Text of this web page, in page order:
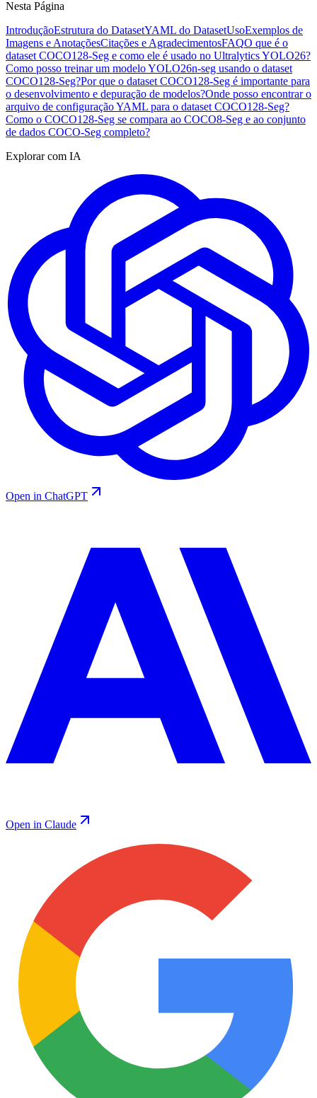
Nesta Página
IntroduçãoEstrutura do DatasetYAML do DatasetUsoExemplos de
Imagens e AnotaçõesCitações e AgradecimentosFAQO que é o
dataset COCO128-Seg e como ele é usado no Ultralytics YOLO26?
Como posso treinar um modelo YOLO26n-seg usando o dataset
COCO128-Seg?Por que o dataset COCO128-Seg é importante para
o desenvolvimento e depuração de modelos?Onde posso encontrar o
arquivo de configuração YAML para o dataset COCO128-Seg?
Como o COCO128-Seg se compara ao COCO8-Seg e ao conjunto
de dados COCO-Seg completo?
Explorar com IA
Open in ChatGPT
Open in Claude